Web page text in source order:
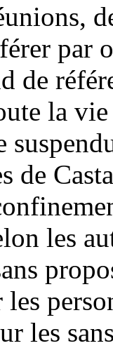
par
de
la
de
les
les